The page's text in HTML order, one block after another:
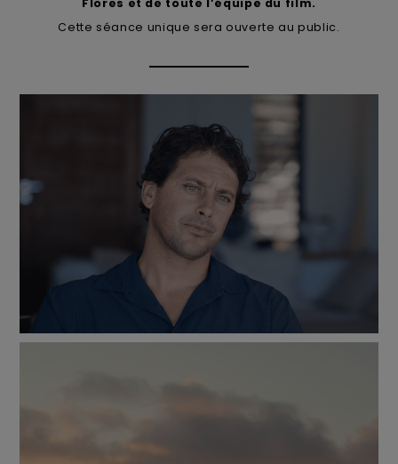
FAQ
Cette séance unique sera ouverte au public.